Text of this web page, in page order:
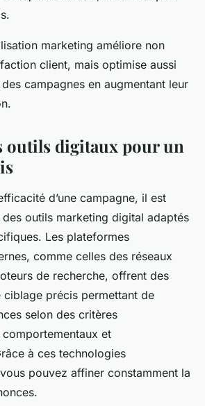
marketing améliore non
client, mais optimise aussi
campagnes en augmentant leur
outils digitaux pour un
d’une campagne, il est
des outils marketing digital adaptés
Les plateformes
comme celles des réseaux
de recherche, offrent des
précis permettant de
selon des critères
et
à ces technologies
pouvez affiner constamment la